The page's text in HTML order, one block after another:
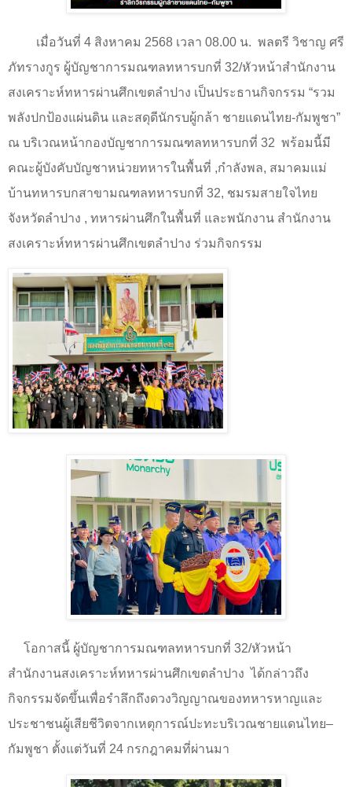
เมื่อวันที่ 4 สิงหาคม 2568 เวลา 08.00 น. พลตรี วิชาญ ศรี
ภัทรางกูร ผู้บัญชาการมณฑลทหารบกที่ 32/หัวหน้าสำนักงาน
สงเคราะห์ทหารผ่านศึกเขตลำปาง เป็นประธานกิจกรรม “รวม
พลังปกป้องแผ่นดิน และสดุดีนักรบผู้กล้า ชายแดนไทย-กัมพูชา”
ณ บริเวณหน้ากองบัญชาการมณฑลทหารบกที่ 32 พร้อมนี้มี
คณะผู้บังคับบัญชาหน่วยทหารในพื้นที่ ,กำลังพล, สมาคมแม่
บ้านทหารบกสาขามณฑลทหารบกที่ 32, ชมรมสายใจไทย
จังหวัดลำปาง , ทหารผ่านศึกในพื้นที่ และพนักงาน สำนักงาน
สงเคราะห์ทหารผ่านศึกเขตลำปาง ร่วมกิจกรรม
โอกาสนี้ ผู้บัญชาการมณฑลทหารบกที่ 32/หัวหน้า
สำนักงานสงเคราะห์ทหารผ่านศึกเขตลำปาง ได้กล่าวถึง
กิจกรรมจัดขึ้นเพื่อรำลึกถึงดวงวิญญาณของทหารหาญและ
ประชาชนผู้เสียชีวิตจากเหตุการณ์ปะทะบริเวณชายแดนไทย–
กัมพูชา ตั้งแต่วันที่ 24 กรกฎาคมที่ผ่านมา